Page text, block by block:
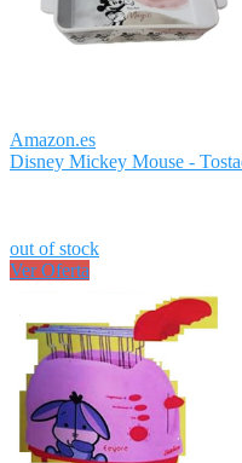
Amazon.es
Disney Mickey Mouse -
out of stock
Ver Oferta